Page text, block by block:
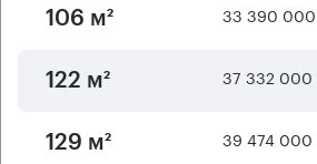
106 м² 33 390
122 м² 37 332 000
129 м² 39 474 000